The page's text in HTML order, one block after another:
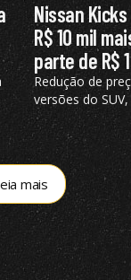
Nissan
R$ 10 mil
parte de R$
Redução de
versões do
turbo de 125 cv
embreagem
mais